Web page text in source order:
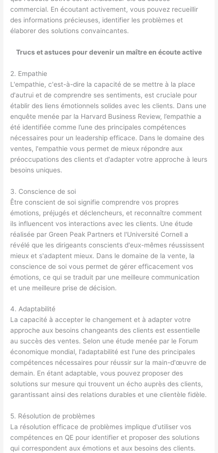
commercial. En écoutant activement, vous pouvez recueillir
des informations précieuses, identifier les problèmes et
élaborer des solutions convaincantes.
Trucs et astuces pour devenir un maître en écoute active
2. Empathie
L'empathie, c'est-à-dire la capacité de se mettre à la place
d'autrui et de comprendre ses sentiments, est cruciale pour
établir des liens émotionnels solides avec les clients. Dans une
enquête menée par la Harvard Business Review, l’empathie a
été identifiée comme l’une des principales compétences
nécessaires pour un leadership efficace. Dans le domaine des
ventes, l'empathie vous permet de mieux répondre aux
préoccupations des clients et d'adapter votre approche à leurs
besoins uniques.
3. Conscience de soi
Être conscient de soi signifie comprendre vos propres
émotions, préjugés et déclencheurs, et reconnaître comment
ils influencent vos interactions avec les clients. Une étude
réalisée par Green Peak Partners et l'Université Cornell a
révélé que les dirigeants conscients d'eux-mêmes réussissent
mieux et s'adaptent mieux. Dans le domaine de la vente, la
conscience de soi vous permet de gérer efficacement vos
émotions, ce qui se traduit par une meilleure communication
et une meilleure prise de décision.
4. Adaptabilité
La capacité à accepter le changement et à adapter votre
approche aux besoins changeants des clients est essentielle
au succès des ventes. Selon une étude menée par le Forum
économique mondial, l'adaptabilité est l'une des principales
compétences nécessaires pour réussir sur la main-d'œuvre de
demain. En étant adaptable, vous pouvez proposer des
solutions sur mesure qui trouvent un écho auprès des clients,
garantissant ainsi des relations durables et une clientèle fidèle.
5. Résolution de problèmes
La résolution efficace de problèmes implique d'utiliser vos
compétences en QE pour identifier et proposer des solutions
qui correspondent aux émotions et aux besoins des clients.